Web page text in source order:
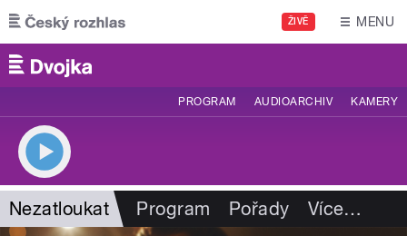
Přejít k hlavnímu obsahu
ŽIVĚ MENU
PROGRAM AUDIOARCHIV KAMERY
Nezatloukat Program Pořady Více…